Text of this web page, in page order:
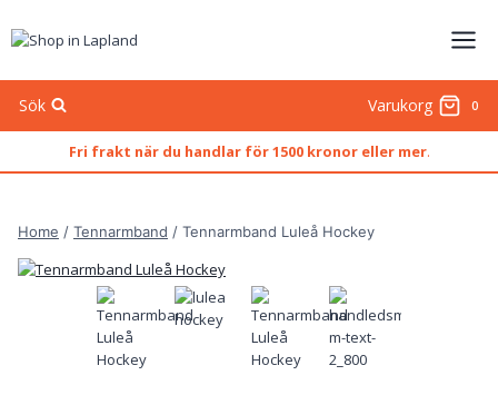
to
Sök Varukorg 0
Fri frakt när du handlar för 1500 kronor eller mer.
Home / Tennarmband / Tennarmband Luleå Hockey